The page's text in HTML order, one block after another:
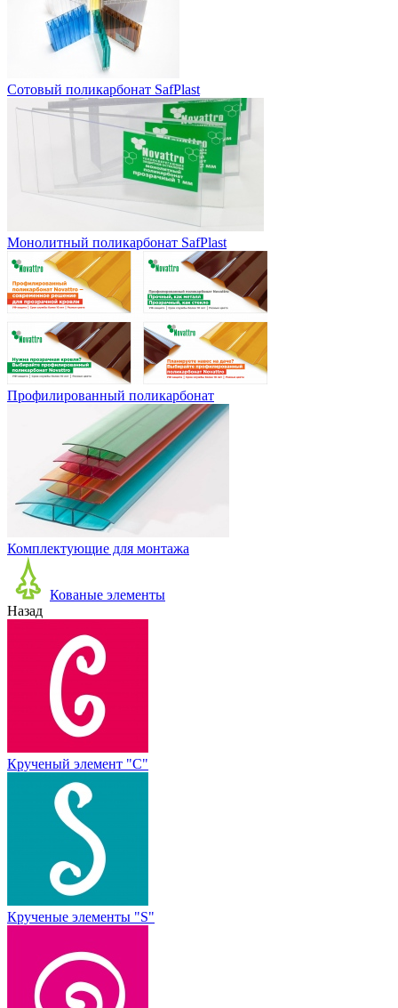
Сотовый поликарбонат SafPlast
Монолитный поликарбонат SafPlast
Профилированный поликарбонат
Комплектующие для монтажа
Кованые элементы
Назад
Крученый элемент "С"
Крученые элементы "S"